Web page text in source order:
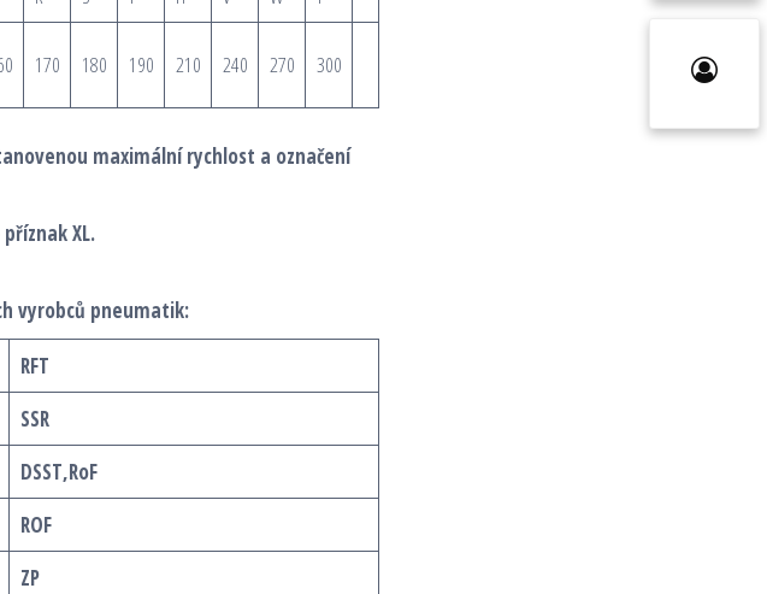
170 180 190 210 240 270 300
maximální rychlost a označení
XL.
vyrobců pneumatik:
RFT
SSR
DSST,RoF
ROF
ZP